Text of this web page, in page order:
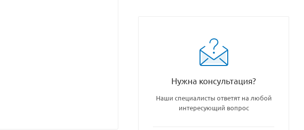
Нужна консультация?
Наши специалисты ответят на любой
интересующий вопрос